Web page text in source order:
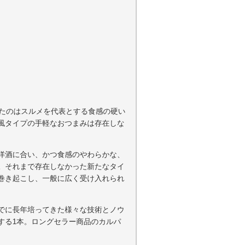
のはスルメを代表とする食感の硬い
タイプの手軽なおつまみは存在しな
に合い、かつ食感のやわらかな、
それまで存在しなかった新たなタイ
き起こし、一般に広く受け入れられ
に長年培ってきた様々な技術とノウ
る1本。ロングセラー商品のカルパ